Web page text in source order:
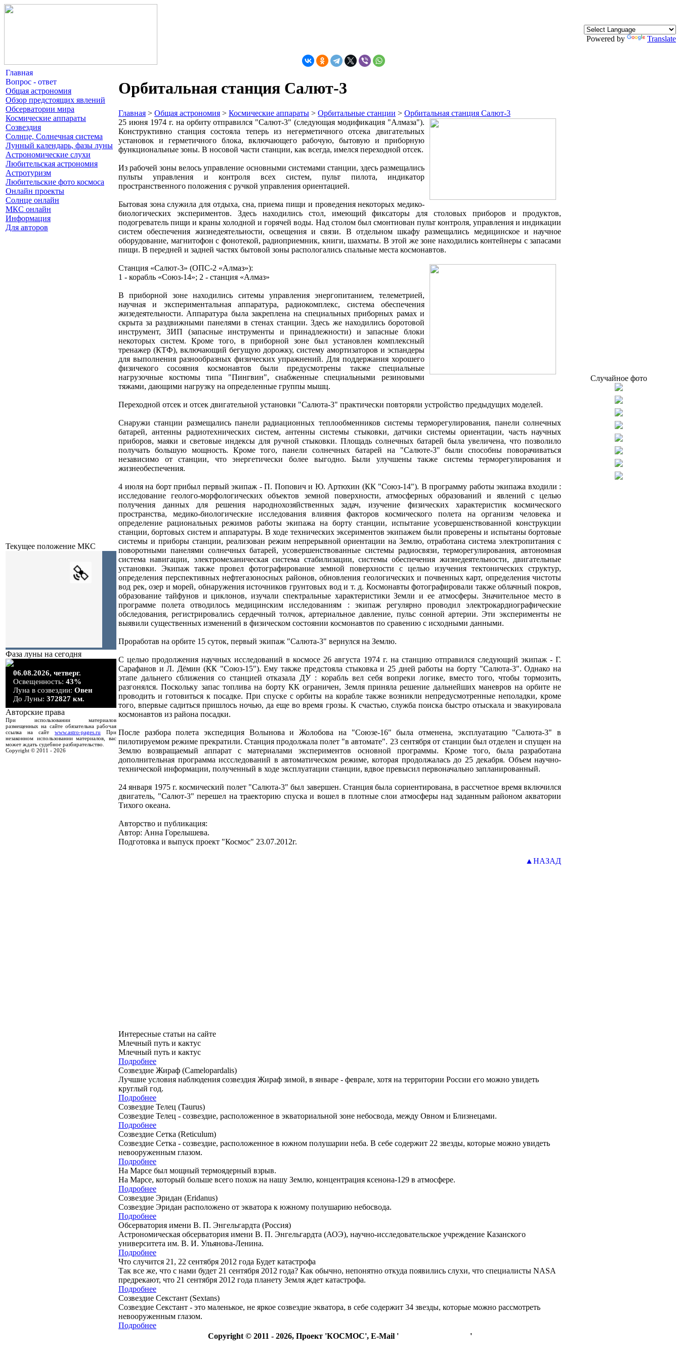
Powered by Translate
Главная
Вопрос - ответ
Общая астрономия
Обзор предстоящих явлений
Обсерватории мира
Космические аппараты
Созвездия
Солнце, Солнечная система
Лунный календарь, фазы луны
Астрономические слухи
Любительская астрономия
Астротуризм
Любительские фото космоса
Онлайн проекты
Солнце онлайн
МКС онлайн
Информация
Для авторов
Текущее положение МКС
Фаза луны на сегодня
06.08.2026, четверг.
Освещенность: 43%
Луна в созвездии: Овен
До Луны: 372827 км.
Авторские права
При использовании материалов
размещенных на сайте обязательна рабочая
ссылка на сайт www.astro-pages.ru При
незаконном использовании материалов, вас
может ждать судебное разбирательство.
Copyright © 2011 - 2026
Орбитальная станция Салют-3
Главная > Общая астрономия > Космические аппараты > Орбитальные станции > Орбитальная станция Салют-3
25 июня 1974 г. на орбиту отправился "Салют-3" (следующая модификация "Алмаза").
Конструктивно станция состояла теперь из негерметичного отсека двигательных
установок и герметичного блока, включающего рабочую, бытовую и приборную
функциональные зоны. В носовой части станции, как всегда, имелся переходной отсек.
Из рабочей зоны велось управление основными системами станции, здесь размещались
пульты управления и контроля всех систем, пульт пилота, индикатор
пространственного положения с ручкой управления ориентацией.
Бытовая зона служила для отдыха, сна, приема пищи и проведения некоторых медико-
биологических экспериментов. Здесь находились стол, имеющий фиксаторы для столовых приборов и продуктов,
подогреватель пищи и краны холодной и горячей воды. Над столом был смонтиован пульт контроля, управления и индикации
систем обеспечения жизнедеятельности, освещения и связи. В отдельном шкафу размещались медицинское и научное
оборудование, магнитофон с фонотекой, радиоприемник, книги, шахматы. В этой же зоне находились контейнеры с запасами
пищи. В передней и задней частях бытовой зоны распологались спальные места космонавтов.
Станция «Салют-3» (ОПС-2 «Алмаз»):
1 - корабль «Союз-14»; 2 - станция «Алмаз»
В приборной зоне находились ситемы управления энергопитанием, телеметрией,
научная и экспериментальная аппаратура, радиокомплекс, система обеспечения
жизедеятельности. Аппаратура была закреплена на специальных приборных рамах и
скрыта за раздвижными панелями в стенах станции. Здесь же находились боротовой
инструмент, ЗИП (запасные инструменты и принадлежности) и запасные блоки
некоторых систем. Кроме того, в приборной зоне был установлен комплексный
тренажер (КТФ), включающий бегущую дорожку, систему амортизаторов и эспандеры
для выполнения разнообразных физических упражнений. Для поддержания хорошего
физичекого сосояния космонавтов были предусмотрены также специальные
нагрузочные костюмы типа "Пингвин", снабженные специальными резиновыми
тяжами, дающими нагрузку на определенные группы мышц.
Переходной отсек и отсек двигательной установки "Салюта-3" практически повторяли устройство предыдущих моделей.
Снаружи станции размещались панели радиационных теплообменников системы терморегулирования, панели солнечных
батарей, антенны радиотехнических систем, антенны системы стыковки, датчики системы ориентации, часть научных
приборов, маяки и световые индексы для ручной стыковки. Площадь солнечных батарей была увеличена, что позволило
получать большую мощность. Кроме того, панели солнечных батарей на "Салюте-3" были способны поворачиваться
независимо от станции, что энергетически более выгодно. Были улучшены также системы терморегулирования и
жизнеобеспечения.
4 июля на борт прибыл первый экипаж - П. Попович и Ю. Артюхин (КК "Союз-14"). В программу работы экипажа входили :
исследование геолого-морфологических объектов земной поверхности, атмосферных образований и явлений с целью
получения данных для решения народнохозяйственных задач, изучение физических характеристик космического
пространства, медико-биологические исследования влияния факторов космического полета на организм человека и
определение рациональных режимов работы экипажа на борту станции, испытание усовершенствованной конструкции
станции, бортовых систем и аппаратуры. В ходе технических эксериментов экипажем были проверены и испытаны бортовые
системы и приборы станции, реализован режим непрерывной ориентации на Землю, отработана система электропитания с
поворотными панелями солнечных батарей, усовершенствованные системы радиосвязи, терморегулирования, автономная
система навигации, электромеханическая система стабилизации, системы обеспечения жизнедеятельности, двигательные
установки. Экипаж также провел фотографирование земной поверхности с целью изучения тектонических структур,
определения перспективных нефтегазоносных районов, обновления геологических и почвенных карт, определения чистоты
вод рек, озер и морей, обнаружения источников грунтовых вод и т. д. Космонавты фотографировали также облачный покров,
образование тайфунов и циклонов, изучали спектральные характеристики Земли и ее атмосферы. Значительное место в
программе полета отводилось медицинским исследованиям : экипаж регулярно проводил электрокардиографические
обследования, регистрировались сердечный толчок, артериальное давление, пульс сонной артерии. Эти эксперименты не
выявили существенных изменений в физическом состоянии космонавтов по сравению с исходными данными.
Проработав на орбите 15 суток, первый экипаж "Салюта-3" вернулся на Землю.
С целью продолжения научных исследований в космосе 26 августа 1974 г. на станцию отправился следующий экипаж - Г.
Сарафанов и Л. Дёмин (КК "Союз-15"). Ему также предстояла стыковка и 25 дней работы на борту "Салюта-3". Однако на
этапе дальнего сближения со станцией отказала ДУ : корабль вел себя вопреки логике, вместо того, чтобы тормозить,
разгонялся. Поскольку запас топлива на борту КК ограничен, Земля приняла решение дальнейших маневров на орбите не
проводить и готовиться к посадке. При спуске с орбиты на корабле также возникли непредусмотренные неполадки, кроме
того, впервые садиться пришлось ночью, да еще во время грозы. К счастью, служба поиска быстро отыскала и эвакуировала
космонавтов из района посадки.
После разбора полета экспедиция Волынова и Жолобова на "Союзе-16" была отменена, эксплуатацию "Салюта-3" в
пилотируемом режиме прекратили. Станция продолжала полет "в автомате". 23 сентября от станции был отделен и спущен на
Землю возвращаемый аппарат с материалами экспериментов основной программы. Кроме того, была разработана
дополнительная программа иссследований в автоматическом режиме, которая продолжалась до 25 декабря. Объем научно-
технической информации, полученный в ходе эксплуатации станции, вдвое превысил первоначально запланированный.
24 января 1975 г. космический полет "Салюта-3" был завершен. Станция была сориентирована, в рассчетное время включился
двигатель, "Салют-3" перешел на траекторию спуска и вошел в плотные слои атмосферы над заданным районом акватории
Тихого океана.
Авторство и публикация:
Автор: Анна Горелышева.
Подготовка и выпуск проект "Космос" 23.07.2012г.
▲НАЗАД
Интересные статьи на сайте
Млечный путь и кактус
Млечный путь и кактус
Подробнее
Созвездие Жираф (Camelopardalis)
Лучшие условия наблюдения созвездия Жираф зимой, в январе - феврале, хотя на территории России его можно увидеть
круглый год.
Подробнее
Созвездие Телец (Taurus)
Созвездие Телец - созвездие, расположенное в экваториальной зоне небосвода, между Овном и Близнецами.
Подробнее
Созвездие Сетка (Reticulum)
Созвездие Сетка - созвездие, расположенное в южном полушарии неба. В себе содержит 22 звезды, которые можно увидеть
невооруженным глазом.
Подробнее
На Марсе был мощный термоядерный взрыв.
На Марсе, который больше всего похож на нашу Землю, концентрация ксенона-129 в атмосфере.
Подробнее
Созвездие Эридан (Eridanus)
Созвездие Эридан расположено от экватора к южному полушарию небосвода.
Подробнее
Обсерватория имени В. П. Энгельгардта (Россия)
Астрономическая обсерватория имени В. П. Энгельгардта (АОЭ), научно-исследовательское учреждение Казанского
университета им. В. И. Ульянова-Ленина.
Подробнее
Что случится 21, 22 сентября 2012 года Будет катастрофа
Так все же, что с нами будет 21 сентября 2012 года? Как обычно, непонятно откуда появились слухи, что специалисты NASA
предрекают, что 21 сентября 2012 года планету Земля ждет катастрофа.
Подробнее
Созвездие Секстант (Sextans)
Созвездие Секстант - это маленькое, не яркое созвездие экватора, в себе содержит 34 звезды, которые можно рассмотреть
невооруженным глазом.
Подробнее
Случайное фото
Copyright © 2011 - 2026, Проект 'КОСМОС', E-Mail ' '